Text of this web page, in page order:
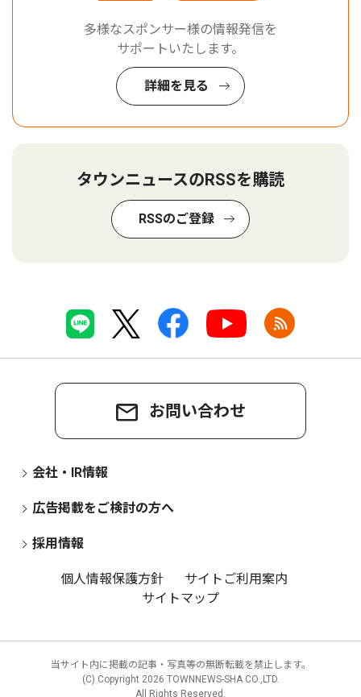
多様なスポンサー様の情報発信を
サポートいたします。
詳細を見る
タウンニュースのRSSを購読
RSSのご登録
お問い合わせ
会社・IR情報
広告掲載をご検討の方へ
採用情報
個人情報保護方針
サイトご利用案内
サイトマップ
当サイト内に掲載の記事・写真等の無断転載を禁止します。
(C) Copyright 2026 TOWNNEWS-SHA CO.,LTD.
All Rights Reserved.